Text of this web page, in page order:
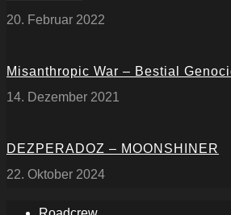
20. Februar 2022
Misanthropic War – Bestial
14. Dezember 2021
DEZPERADOZ – MOONSHINER
22. Oktober 2024